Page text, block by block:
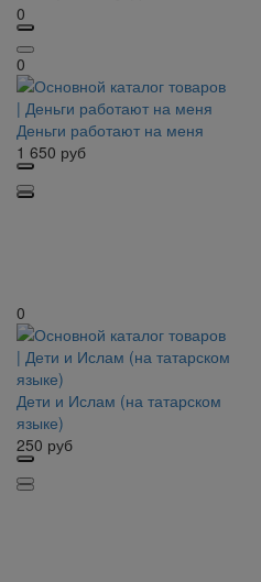
0
0
Деньги работают на меня
1 650 руб
0
Дети и Ислам (на татарском
языке)
250 руб